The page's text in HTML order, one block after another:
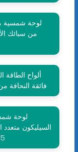
لوحة شمسية
من سبائك
ألواح الطاقة
فائقة النحافة
لوحة
السيليكون متعدد